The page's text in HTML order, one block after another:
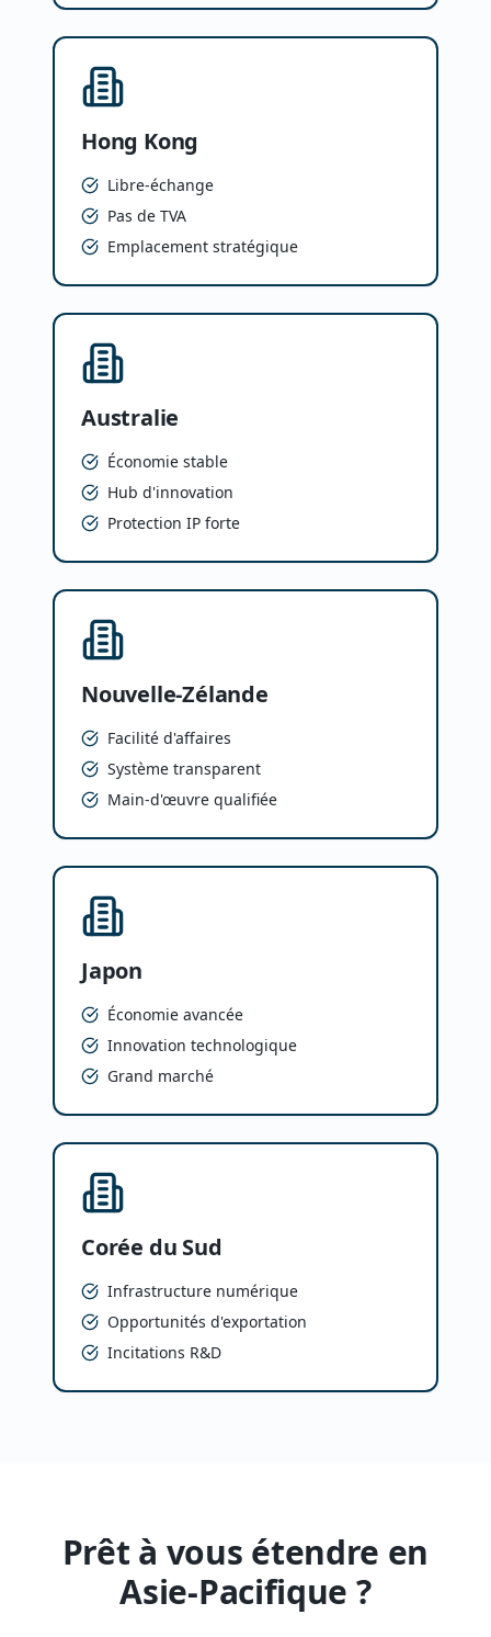
Hong Kong
Libre-échange
Pas de TVA
Emplacement stratégique
Australie
Économie stable
Hub d'innovation
Protection IP forte
Nouvelle-Zélande
Facilité d'affaires
Système transparent
Main-d'œuvre qualifiée
Japon
Économie avancée
Innovation technologique
Grand marché
Corée du Sud
Infrastructure numérique
Opportunités d'exportation
Incitations R&D
Prêt à vous étendre en
Asie-Pacifique ?